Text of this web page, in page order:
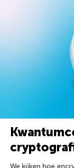
We kijken hoe